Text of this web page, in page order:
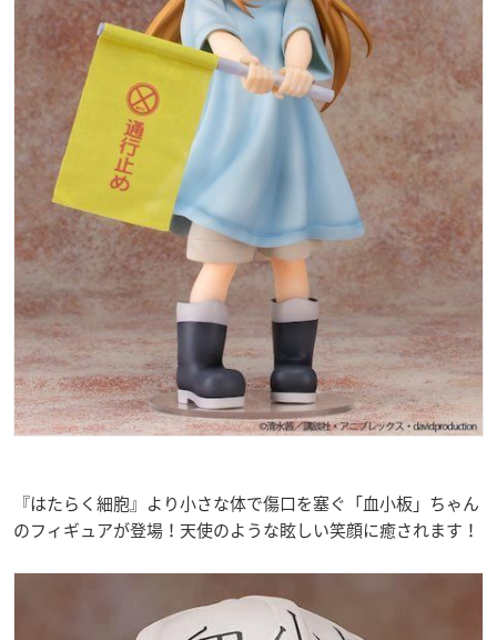
『はたらく細胞』より小さな体で傷口を塞ぐ「血小板」ちゃん
のフィギュアが登場！天使のような眩しい笑顔に癒されます！